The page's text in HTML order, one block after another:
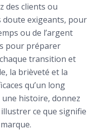
des clients ou
doute exigeants, pour
ou de l’argent
pour préparer
transition et
la brièveté et la
qu’un long
histoire, donnez
ce que signifie